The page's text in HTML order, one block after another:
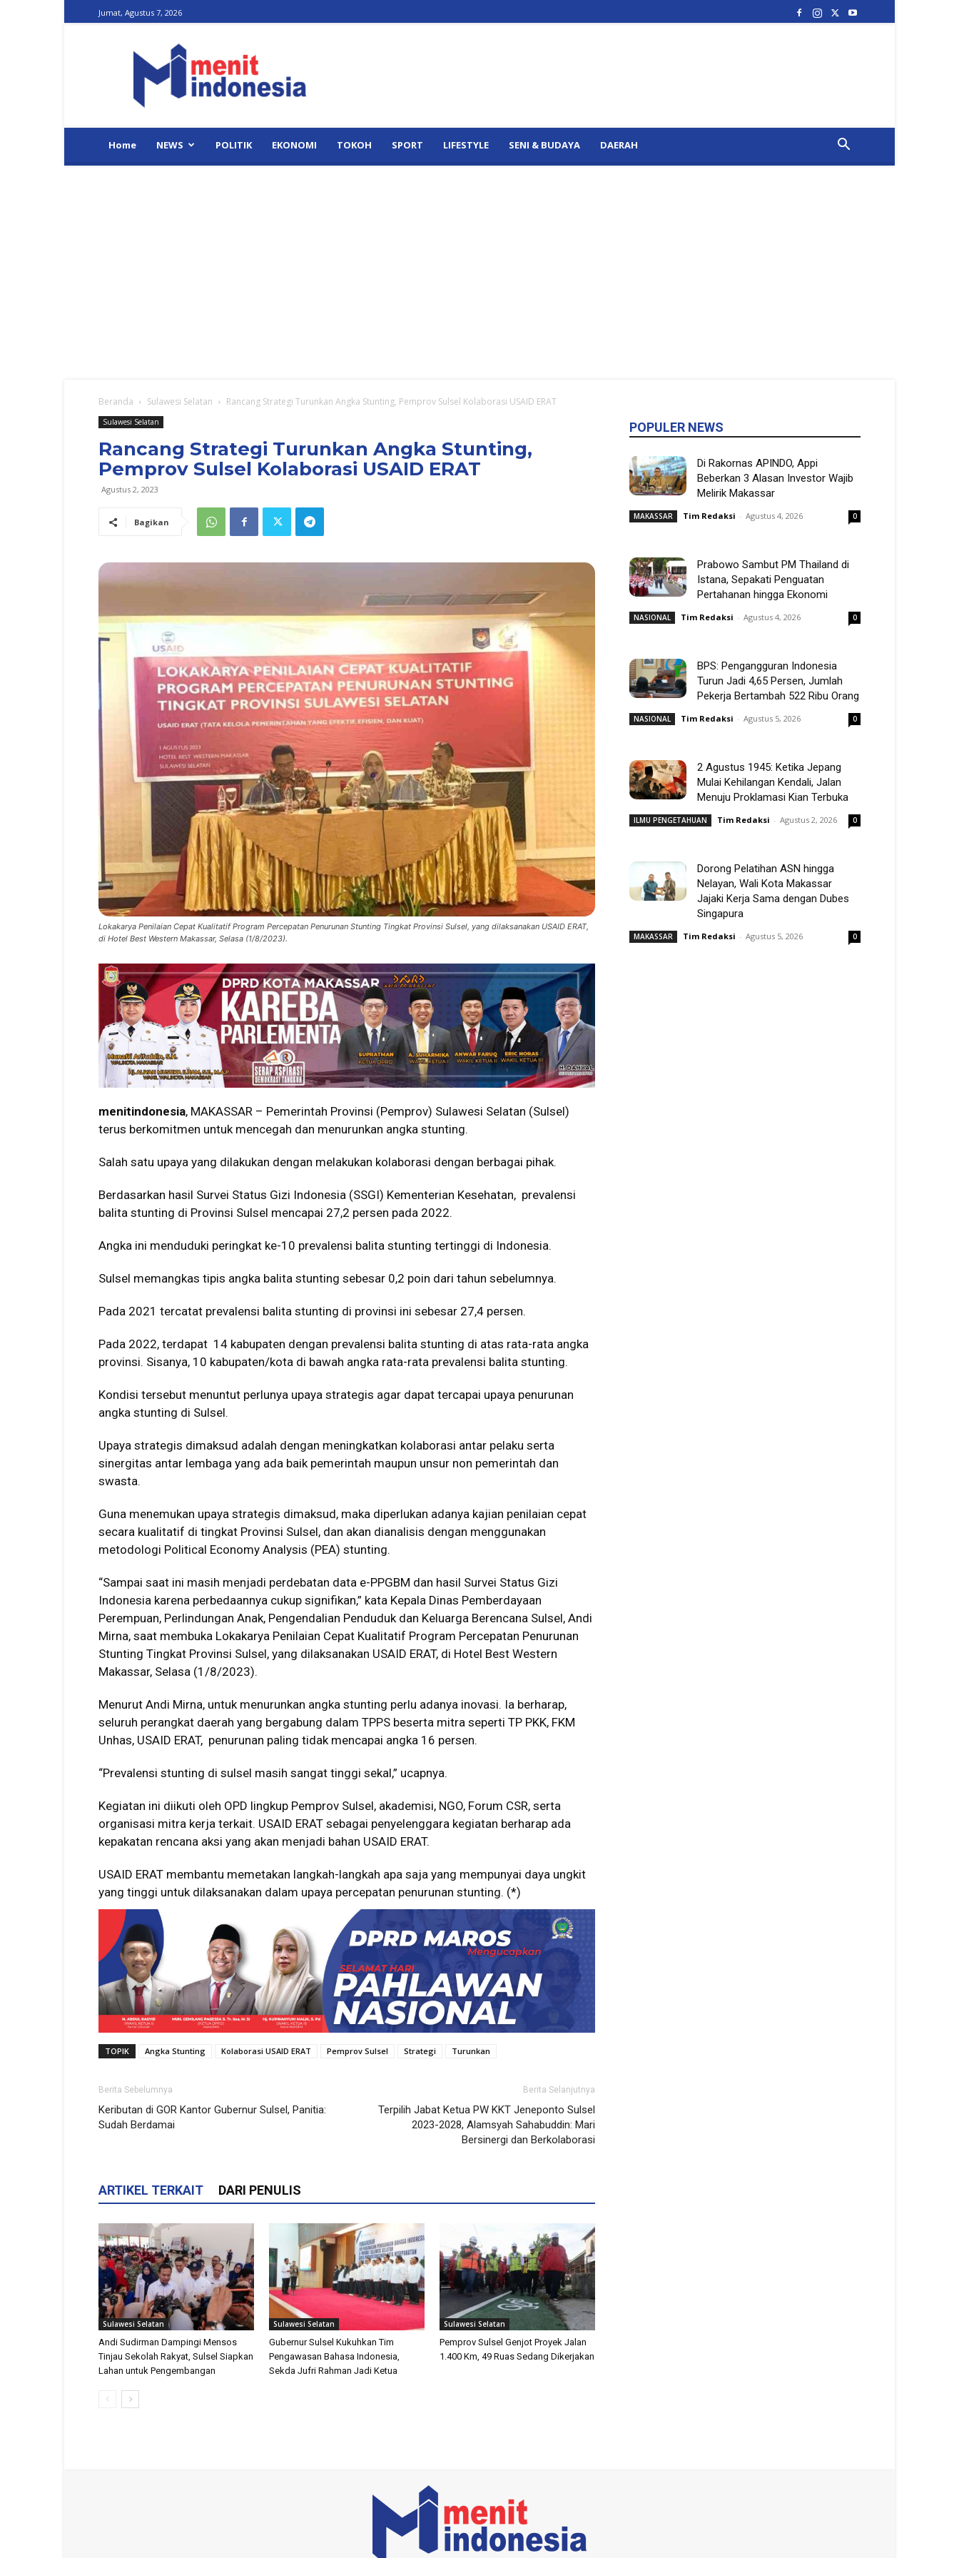
Jumat, Agustus 7, 2026
Indonesia
Home NEWS POLITIK EKONOMI TOKOH SPORT LIFESTYLE SENI & BUDAYA DAERAH
Beranda Sulawesi Selatan Rancang Strategi Turunkan Angka Stunting, Pemprov Sulsel Kolaborasi USAID ERAT
Sulawesi Selatan
Rancang Strategi Turunkan Angka Stunting,
Pemprov Sulsel Kolaborasi USAID ERAT
Agustus 2, 2023
Bagikan
Lokakarya Penilaian Cepat Kualitatif Program Percepatan Penurunan Stunting Tingkat Provinsi Sulsel, yang dilaksanakan USAID ERAT,
di Hotel Best Western Makassar, Selasa (1/8/2023).
menitindonesia, MAKASSAR – Pemerintah Provinsi (Pemprov) Sulawesi Selatan (Sulsel)
terus berkomitmen untuk mencegah dan menurunkan angka stunting.
Salah satu upaya yang dilakukan dengan melakukan kolaborasi dengan berbagai pihak.
Berdasarkan hasil Survei Status Gizi Indonesia (SSGI) Kementerian Kesehatan, prevalensi
balita stunting di Provinsi Sulsel mencapai 27,2 persen pada 2022.
Angka ini menduduki peringkat ke-10 prevalensi balita stunting tertinggi di Indonesia.
Sulsel memangkas tipis angka balita stunting sebesar 0,2 poin dari tahun sebelumnya.
Pada 2021 tercatat prevalensi balita stunting di provinsi ini sebesar 27,4 persen.
Pada 2022, terdapat 14 kabupaten dengan prevalensi balita stunting di atas rata-rata angka
provinsi. Sisanya, 10 kabupaten/kota di bawah angka rata-rata prevalensi balita stunting.
Kondisi tersebut menuntut perlunya upaya strategis agar dapat tercapai upaya penurunan
angka stunting di Sulsel.
Upaya strategis dimaksud adalah dengan meningkatkan kolaborasi antar pelaku serta
sinergitas antar lembaga yang ada baik pemerintah maupun unsur non pemerintah dan
swasta.
Guna menemukan upaya strategis dimaksud, maka diperlukan adanya kajian penilaian cepat
secara kualitatif di tingkat Provinsi Sulsel, dan akan dianalisis dengan menggunakan
metodologi Political Economy Analysis (PEA) stunting.
“Sampai saat ini masih menjadi perdebatan data e-PPGBM dan hasil Survei Status Gizi
Indonesia karena perbedaannya cukup signifikan,” kata Kepala Dinas Pemberdayaan
Perempuan, Perlindungan Anak, Pengendalian Penduduk dan Keluarga Berencana Sulsel, Andi
Mirna, saat membuka Lokakarya Penilaian Cepat Kualitatif Program Percepatan Penurunan
Stunting Tingkat Provinsi Sulsel, yang dilaksanakan USAID ERAT, di Hotel Best Western
Makassar, Selasa (1/8/2023).
Menurut Andi Mirna, untuk menurunkan angka stunting perlu adanya inovasi. Ia berharap,
seluruh perangkat daerah yang bergabung dalam TPPS beserta mitra seperti TP PKK, FKM
Unhas, USAID ERAT, penurunan paling tidak mencapai angka 16 persen.
“Prevalensi stunting di sulsel masih sangat tinggi sekal,” ucapnya.
Kegiatan ini diikuti oleh OPD lingkup Pemprov Sulsel, akademisi, NGO, Forum CSR, serta
organisasi mitra kerja terkait. USAID ERAT sebagai penyelenggara kegiatan berharap ada
kepakatan rencana aksi yang akan menjadi bahan USAID ERAT.
USAID ERAT membantu memetakan langkah-langkah apa saja yang mempunyai daya ungkit
yang tinggi untuk dilaksanakan dalam upaya percepatan penurunan stunting. (*)
TOPIK Angka Stunting Kolaborasi USAID ERAT Pemprov Sulsel Strategi Turunkan
Berita Sebelumnya
Keributan di GOR Kantor Gubernur Sulsel, Panitia:
Sudah Berdamai
Berita Selanjutnya
Terpilih Jabat Ketua PW KKT Jeneponto Sulsel
2023-2028, Alamsyah Sahabuddin: Mari
Bersinergi dan Berkolaborasi
ARTIKEL TERKAIT DARI PENULIS
Sulawesi Selatan
Andi Sudirman Dampingi Mensos
Tinjau Sekolah Rakyat, Sulsel Siapkan
Lahan untuk Pengembangan
Sulawesi Selatan
Gubernur Sulsel Kukuhkan Tim
Pengawasan Bahasa Indonesia,
Sekda Jufri Rahman Jadi Ketua
Sulawesi Selatan
Pemprov Sulsel Genjot Proyek Jalan
1.400 Km, 49 Ruas Sedang Dikerjakan
POPULER NEWS
Di Rakornas APINDO, Appi
Beberkan 3 Alasan Investor Wajib
Melirik Makassar
MAKASSAR Tim Redaksi - Agustus 4, 2026 0
Prabowo Sambut PM Thailand di
Istana, Sepakati Penguatan
Pertahanan hingga Ekonomi
NASIONAL Tim Redaksi - Agustus 4, 2026 0
BPS: Pengangguran Indonesia
Turun Jadi 4,65 Persen, Jumlah
Pekerja Bertambah 522 Ribu Orang
NASIONAL Tim Redaksi - Agustus 5, 2026 0
2 Agustus 1945: Ketika Jepang
Mulai Kehilangan Kendali, Jalan
Menuju Proklamasi Kian Terbuka
ILMU PENGETAHUAN Tim Redaksi - Agustus 2, 2026 0
Dorong Pelatihan ASN hingga
Nelayan, Wali Kota Makassar
Jajaki Kerja Sama dengan Dubes
Singapura
MAKASSAR Tim Redaksi - Agustus 5, 2026 0